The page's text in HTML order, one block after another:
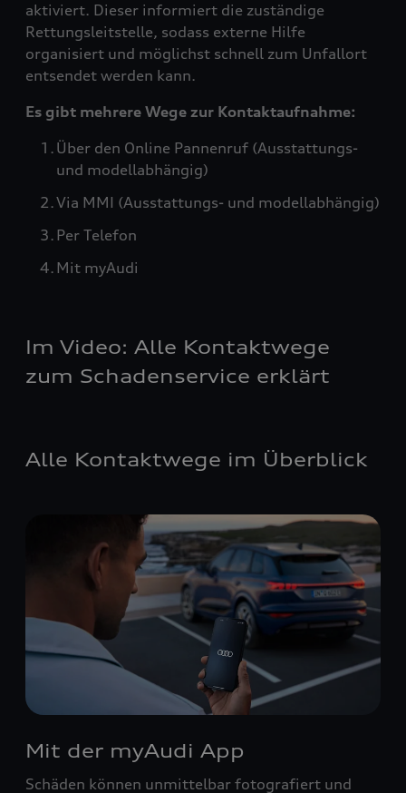
aktiviert. Dieser informiert die zuständige
Rettungsleitstelle, sodass externe Hilfe
organisiert und möglichst schnell zum Unfallort
entsendet werden kann.
Es gibt mehrere Wege zur Kontaktaufnahme:
Über den Online Pannenruf (Ausstattungs-
und modellabhängig)
Via MMI (Ausstattungs- und modellabhängig)
Per Telefon
Mit myAudi
Im Video: Alle Kontaktwege
zum Schadenservice erklärt
Alle Kontaktwege im Überblick
Mit der myAudi App
Schäden können unmittelbar fotografiert und